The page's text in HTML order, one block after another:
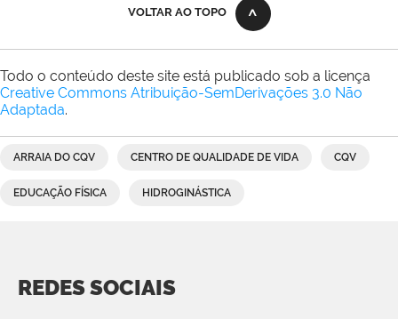
VOLTAR AO TOPO
Todo o conteúdo deste site está publicado sob a licença
Creative Commons Atribuição-SemDerivações 3.0 Não
Adaptada.
ARRAIA DO CQV CENTRO DE QUALIDADE DE VIDA CQV
EDUCAÇÃO FÍSICA HIDROGINÁSTICA
REDES SOCIAIS